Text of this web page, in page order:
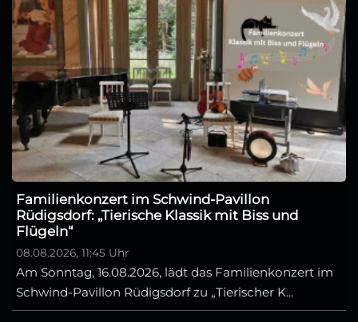
Familienkonzert im Schwind-Pavillon
Rüdigsdorf: „Tierische Klassik mit Biss und
Flügeln“
08.08.2026, 11:45 Uhr
Am Sonntag, 16.08.2026, lädt das Familienkonzert im
Schwind-Pavillon Rüdigsdorf zu „Tierischer K...